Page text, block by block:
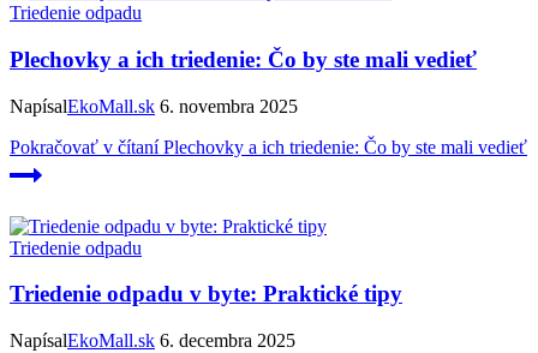
Triedenie odpadu
Plechovky a ich triedenie: Čo by ste mali vedieť
NapísalEkoMall.sk 6. novembra 2025
Pokračovať v čítaníPlechovky a ich triedenie: Čo by ste mali vedieť
Triedenie odpadu
Triedenie odpadu v byte: Praktické tipy
NapísalEkoMall.sk 6. decembra 2025